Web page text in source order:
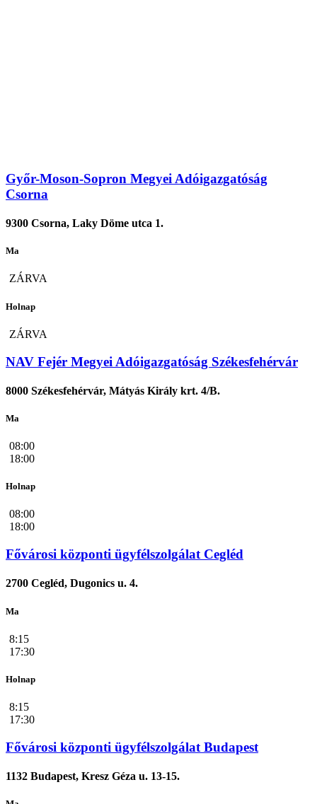
Győr-Moson-Sopron Megyei Adóigazgatóság
Csorna
9300 Csorna, Laky Döme utca 1.
Ma
ZÁRVA
Holnap
ZÁRVA
NAV Fejér Megyei Adóigazgatóság Székesfehérvár
8000 Székesfehérvár, Mátyás Király krt. 4/B.
Ma
08:00
18:00
Holnap
08:00
18:00
Fővárosi központi ügyfélszolgálat Cegléd
2700 Cegléd, Dugonics u. 4.
Ma
8:15
17:30
Holnap
8:15
17:30
Fővárosi központi ügyfélszolgálat Budapest
1132 Budapest, Kresz Géza u. 13-15.